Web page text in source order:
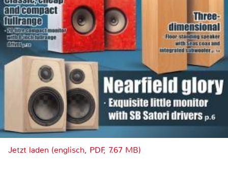
Jetzt laden (englisch, PDF, 7.67 MB)